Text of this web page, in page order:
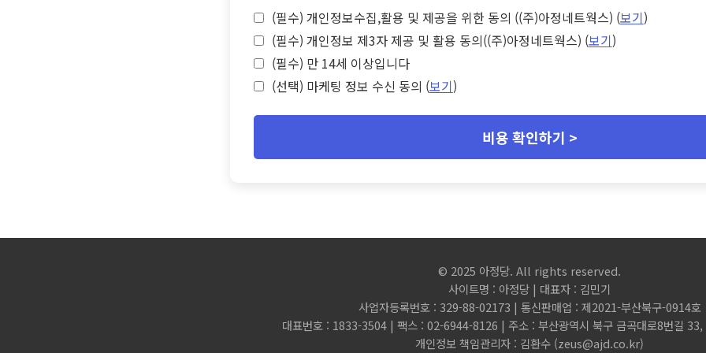
(필수) 개인정보수집,활용 및 제공을 위한 동의 ((주)아정네트웍스) (보기)
(필수) 개인정보 제3자 제공 및 활용 동의((주)아정네트웍스) (보기)
(필수) 만 14세 이상입니다
(선택) 마케팅 정보 수신 동의 (보기)
비용 확인하기 >
© 2025 아정당. All rights reserved.
사이트명 : 아정당 | 대표자 : 김민기
사업자등록번호 : 329-88-02173 | 통신판매업 : 제2021-부산북구-0914호
대표번호 : 1833-3504 | 팩스 : 02-6944-8126 | 주소 : 부산광역시 북구 금곡대로8번길 33,
개인정보 책임관리자 : 김환수 (zeus@ajd.co.kr)